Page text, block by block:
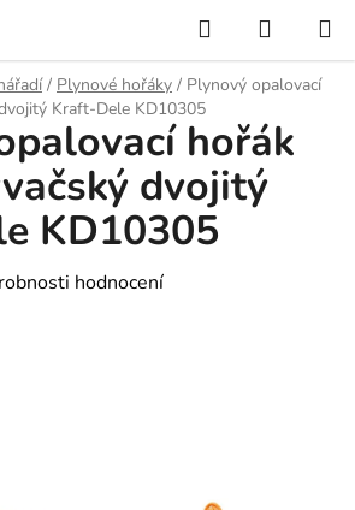
Hledat
KOŠÍK
/ Plynové hořáky / Plynový opalovací
Kraft-Dele KD10305
hořák
dvojitý
KD10305
hodnocení